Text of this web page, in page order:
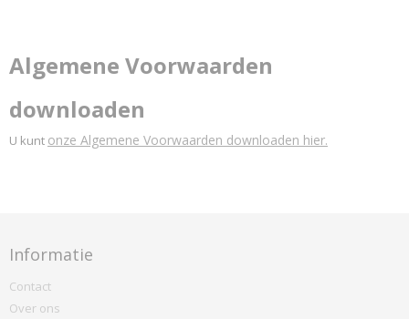
Algemene Voorwaarden
downloaden
U kunt onze Algemene Voorwaarden downloaden hier.
Informatie
Contact
Over ons